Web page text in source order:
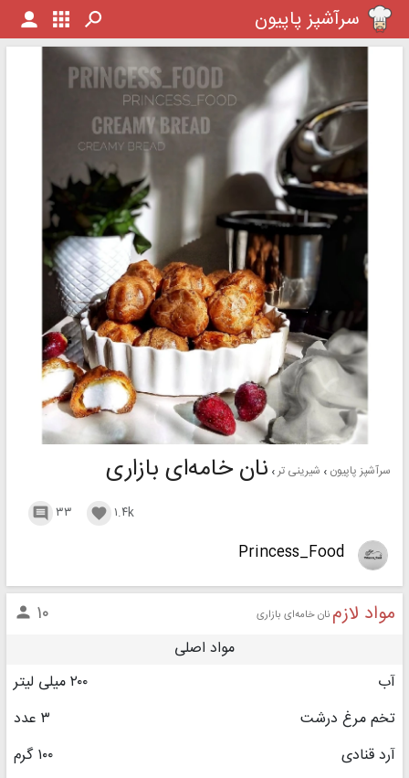
سرآشپز پاپیون
سرآشپز پاپیون شیرینی تر نان خامه‌ای بازاری
۳۳  ۱.۴k 
Princess_Food
مواد لازم نان خامه‌ای بازاری ۱۰ 
مواد اصلی
آب
۲۰۰ میلی لیتر
تخم مرغ درشت
۳ عدد
آرد قنادی
۱۰۰ گرم